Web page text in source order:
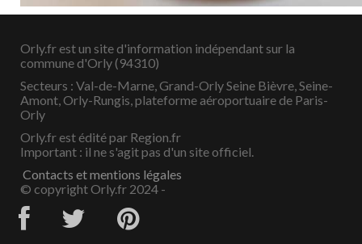
Orly.fr est un site d'information indépendant sur la
commune d'Orly (94310)
Secteurs : Val-de-Marne, Grand-Orly Seine Bièvre, Seine-
Amont, Orly-Rungis, plateforme aéroportuaire de Paris-
Orly
Orly.fr est édité par Region.fr
Important : il ne s'agit pas d'un site officiel.
Contacts et mentions légales
© copyright Orly.fr 2024 -